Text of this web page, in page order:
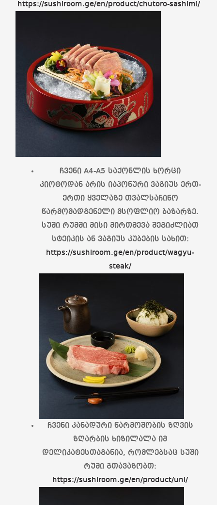
https://sushiroom.ge/en/product/chutoro-sashimi/
ჩვენი A4-A5 საქონლის ხორცი
კიოტოდან არის იაპონური ვაგიუს ერთ-
ერთი ყველაზე თვალსაჩინო
წარმომადგენელი მსოფლიო ბაზარზე.
სუში რუმში მისი მირთმევა შეგიძლიათ
სტეიკის ან ვაგიუს კუბების სახით:
https://sushiroom.ge/en/product/wagyu-
steak/
ჩვენი კანადური წარმოშობის ზღვის
ზღარბის ხიზილალა იმ
დელიკატესთაგანია, რომლებსაც სუში
რუმი გთავაზობთ:
https://sushiroom.ge/en/product/uni/